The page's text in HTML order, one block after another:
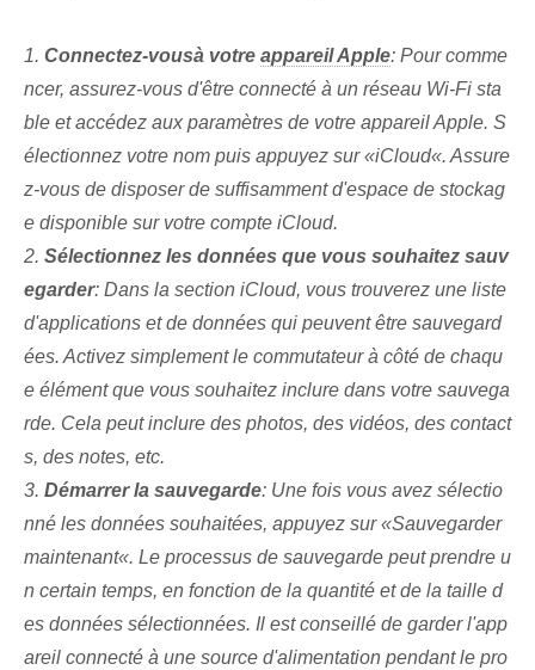
1. Connectez-vous⁣à votre‌ appareil Apple: Pour comme
ncer, assurez-vous d'être connecté à un réseau Wi-Fi sta
ble et accédez aux paramètres de votre appareil Apple. S
électionnez ⁤votre nom puis appuyez sur «iCloud«. Assure
z-vous de disposer de suffisamment d'espace de stockag
e disponible sur votre compte iCloud.
2. Sélectionnez​ les​ données que vous souhaitez sauv
egarder: Dans la section⁢ iCloud, vous trouverez ⁢une liste ⁢
d'applications et de données qui peuvent être sauvegard
ées.‌ Activez simplement le commutateur à côté de chaqu
e élément que vous souhaitez inclure dans votre sauvega
rde. Cela peut inclure des photos, des vidéos, des contact
s, des notes, etc.
3. Démarrer la sauvegarde: Une fois⁤ vous avez sélectio
nné les données souhaitées, appuyez sur «Sauvegarder
maintenant«. Le processus de sauvegarde peut prendre u
n certain temps, en fonction de la quantité et de la taille d
es données sélectionnées. ⁤Il est conseillé de garder l'app
areil⁤ connecté à une source d'alimentation pendant le pro